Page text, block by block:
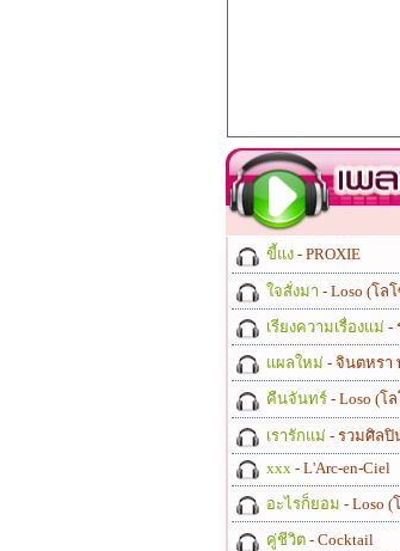
ขี้แง - PROXIE
ใจสั่งมา - Loso (โล
เรียงความเรื่องแม่ -
แผลใหม่ - จินตหรา
คืนจันทร์ - Loso (โ
เรารักแม่ - รวมศิลปิ
xxx - L'Arc-en-Ciel
อะไรก็ยอม - Loso (
คู่ชีวิต - Cocktail